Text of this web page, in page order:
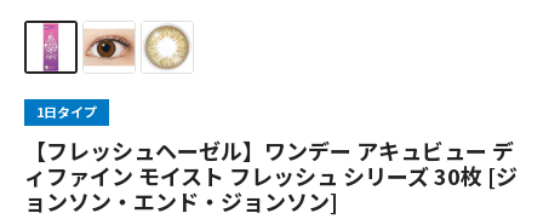
1日タイプ
【フレッシュヘーゼル】ワンデー アキュビュー デ
ィファイン モイスト フレッシュ シリーズ 30枚 [ジ
ョンソン・エンド・ジョンソン]